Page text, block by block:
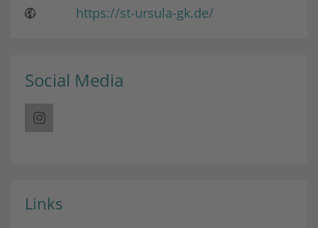
https://st-ursula-gk.de/
Social Media
Links